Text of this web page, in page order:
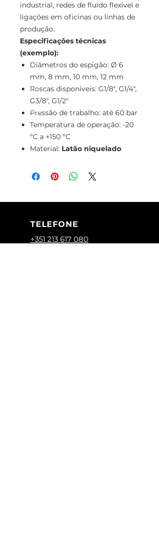
industrial, redes de fluido flexível e
ligações em oficinas ou linhas de
produção.
Especificações técnicas
(exemplo):
Diâmetros do espigão: Ø 6
mm, 8 mm, 10 mm, 12 mm
Roscas disponíveis: G1/8", G1/4",
G3/8", G1/2"
Pressão de trabalho: até 60 bar
Temperatura de operação: -20
ºC a +150 ºC
Material: Latão niquelado
TELEFONE
+351 213 617 080